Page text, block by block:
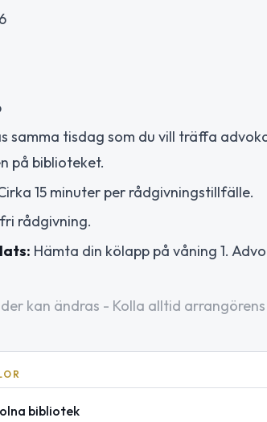
samma tisdag som du vill träffa
på biblioteket.
15 minuter per rådgivningstillfälle.
rådgivning.
Hämta din kölapp på våning 1.
kan ändras - Kolla alltid arrangörens
bibliotek